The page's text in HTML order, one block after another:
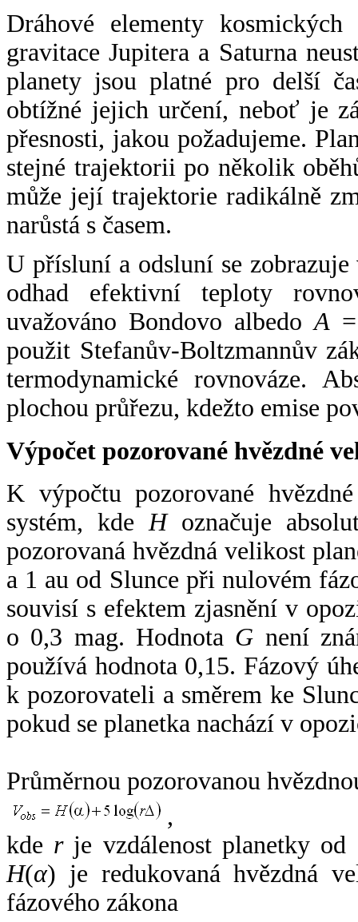
Dráhové elementy
gravitace Jupitera a Saturna
planety jsou platné pro delší
obtížné jejich určení, neboť je
přesnosti, jakou požadujeme.
stejné trajektorii po několik
může její trajektorie radikálně
narůstá s časem.
U přísluní a odsluní se
odhad efektivní teploty
uvažováno Bondovo albedoA
použit Stefanův-Boltzmannův
termodynamické rovnováze.
plochou průřezu, kdežto emise
Výpočet pozorované hvězdné
K výpočtu pozorované
systém, kde Hoznačuje
pozorovaná hvězdná velikost
a 1 au od Slunce při nulovém
souvisí s efektem zjasnění v
o 0,3 mag. Hodnota G není
používá hodnota 0,15. Fázový
k pozorovateli a směrem ke
pokud se planetka nachází v
Průměrnou pozorovanou
,
kde rje vzdálenost planetky od
H(α) je redukovaná hvězdná
fázového zákona